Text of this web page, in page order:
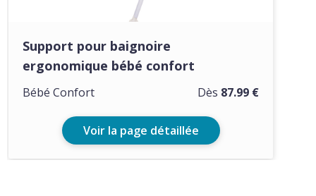
Support pour baignoire
ergonomique bébé confort
Dès 87.99 €
Bébé Confort
Voir la page détaillée